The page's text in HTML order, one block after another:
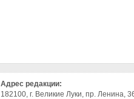
Адрес редакции:
182100, г. Великие Луки, пр. Ленина,